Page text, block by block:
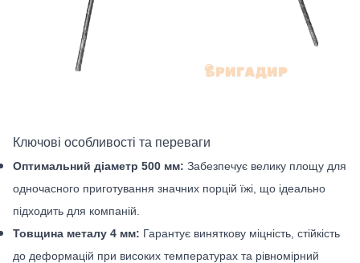
Ключові особливості та переваги
Оптимальний діаметр 500 мм: Забезпечує велику площу для
одночасного приготування значних порцій їжі, що ідеально
підходить для компаній.
Товщина металу 4 мм: Гарантує виняткову міцність, стійкість
до деформацій при високих температурах та рівномірний